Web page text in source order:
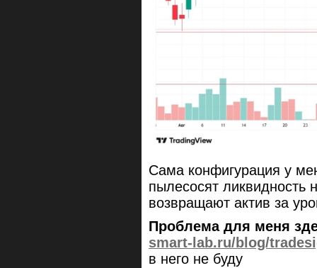
Сама конфигурация у
пылесосят ликвидность
возвращают актив за
Проблема для меня
smart-lab.ru/blog/
в него не буду